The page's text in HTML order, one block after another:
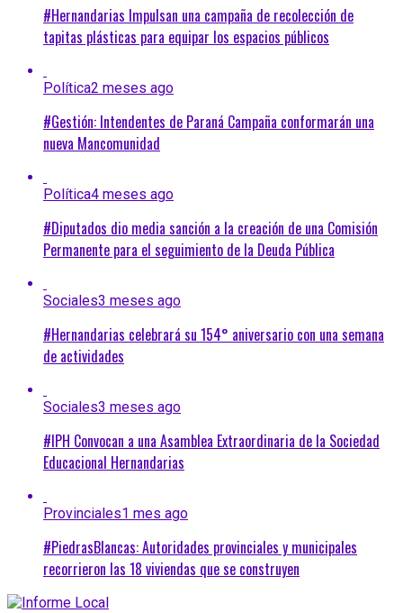
#Hernandarias Impulsan una campaña de recolección de
tapitas plásticas para equipar los espacios públicos
Política2 meses ago
#Gestión: Intendentes de Paraná Campaña conformarán una
nueva Mancomunidad
Política4 meses ago
#Diputados dio media sanción a la creación de una Comisión
Permanente para el seguimiento de la Deuda Pública
Sociales3 meses ago
#Hernandarias celebrará su 154° aniversario con una semana
de actividades
Sociales3 meses ago
#IPH Convocan a una Asamblea Extraordinaria de la Sociedad
Educacional Hernandarias
Provinciales1 mes ago
#PiedrasBlancas: Autoridades provinciales y municipales
recorrieron las 18 viviendas que se construyen